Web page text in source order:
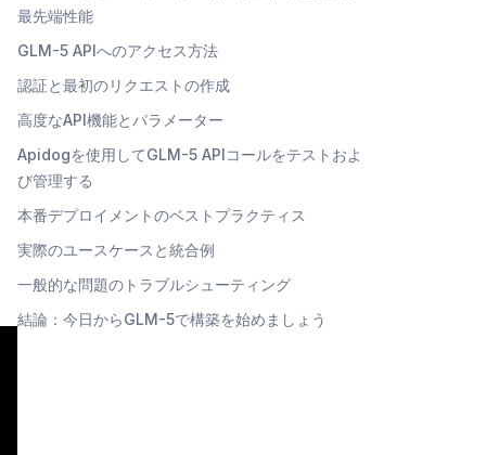
最先端性能
GLM-5 APIへのアクセス方法
認証と最初のリクエストの作成
高度なAPI機能とパラメーター
Apidogを使用してGLM-5 APIコールをテストおよ
び管理する
本番デプロイメントのベストプラクティス
実際のユースケースと統合例
一般的な問題のトラブルシューティング
結論：今日からGLM-5で構築を始めましょう